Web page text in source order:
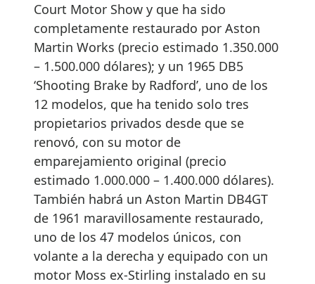
Court Motor Show y que ha sido
completamente restaurado por Aston
Martin Works (precio estimado 1.350.000
– 1.500.000 dólares); y un 1965 DB5
‘Shooting Brake by Radford’, uno de los
12 modelos, que ha tenido solo tres
propietarios privados desde que se
renovó, con su motor de
emparejamiento original (precio
estimado 1.000.000 – 1.400.000 dólares).
También habrá un Aston Martin DB4GT
de 1961 maravillosamente restaurado,
uno de los 47 modelos únicos, con
volante a la derecha y equipado con un
motor Moss ex-Stirling instalado en su